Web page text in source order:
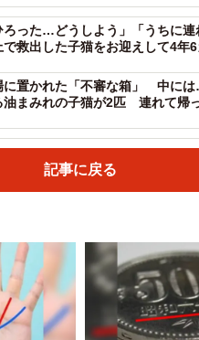
ろった…どうしよう」「うちに連
で救出した子猫をお迎えして4年
に置かれた「不審な箱」 中には
油まみれの子猫が2匹 連れて帰
記事に戻る